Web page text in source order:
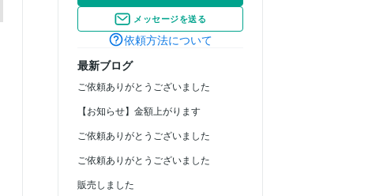
メッセージを送る
依頼方法について
最新ブログ
ご依頼ありがとうございました
【お知らせ】金額上がります
ご依頼ありがとうございました
ご依頼ありがとうございました
販売しました